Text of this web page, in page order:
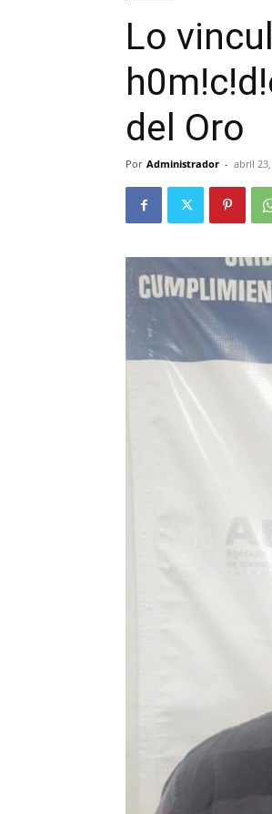
Lo
del Oro
Por Administrador - abril